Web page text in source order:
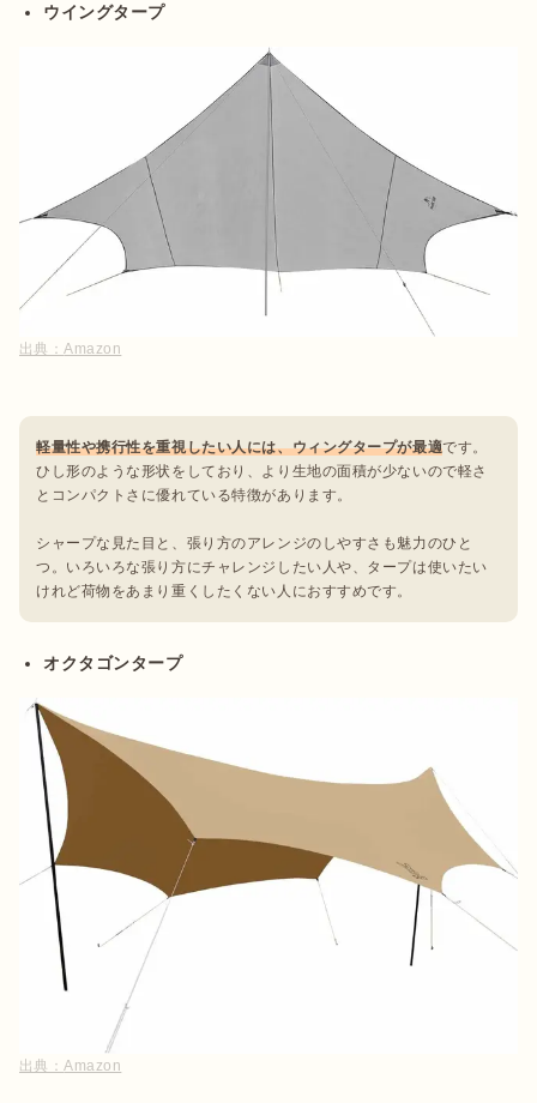
ウイングタープ
出典：Amazon
軽量性や携行性を重視したい人には、ウィングタープが最適です。
ひし形のような形状をしており、より生地の面積が少ないので軽さ
とコンパクトさに優れている特徴があります。
シャープな見た目と、張り方のアレンジのしやすさも魅力のひと
つ。いろいろな張り方にチャレンジしたい人や、タープは使いたい
けれど荷物をあまり重くしたくない人におすすめです。
オクタゴンタープ
出典：Amazon